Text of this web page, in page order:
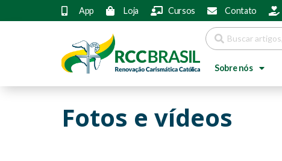
App Loja Cursos Contato
Sobre nós
Fotos e vídeos